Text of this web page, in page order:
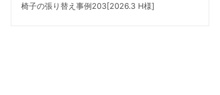
椅子の張り替え事例203[2026.3 H様]